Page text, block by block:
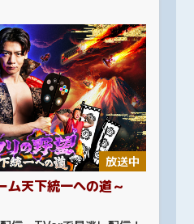
放送中
ム天下統一への道～